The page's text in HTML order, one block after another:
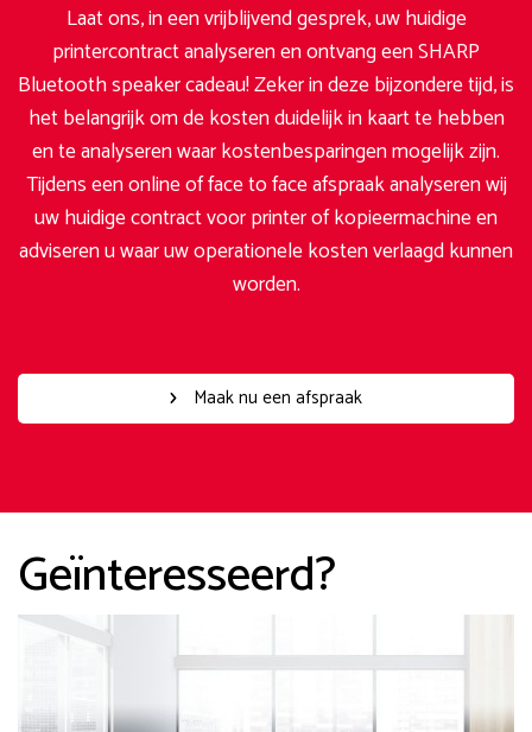
Laat ons, in een vrijblijvend gesprek, uw huidige
printercontract analyseren en ontvang een SHARP
Bluetooth speaker cadeau! Zeker in deze bijzondere tijd, is
het belangrijk om de kosten duidelijk in kaart te hebben
en te analyseren waar kostenbesparingen mogelijk zijn.
Tijdens een online of face to face afspraak analyseren wij
uw huidige contract voor printer of kopieermachine en
adviseren u waar uw operationele kosten verlaagd kunnen
worden.
Maak nu een afspraak
Geïnteresseerd?